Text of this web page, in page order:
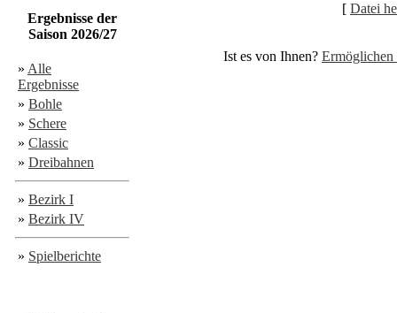
Ergebnisse der
Saison 2026/27
» Alle
Ergebnisse
» Bohle
» Schere
» Classic
» Dreibahnen
» Bezirk I
» Bezirk IV
» Spielberichte
[ Datei
Ist es von Ihnen? Ermöglichen